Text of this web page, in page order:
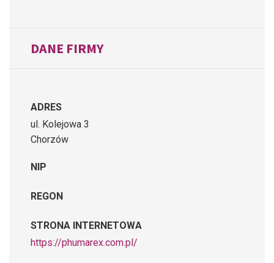
DANE FIRMY
ADRES
ul. Kolejowa 3
Chorzów
NIP
REGON
STRONA INTERNETOWA
https://phumarex.com.pl/